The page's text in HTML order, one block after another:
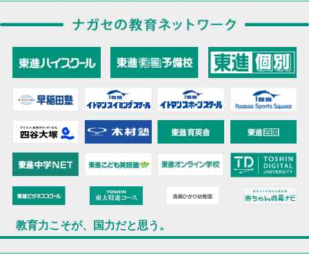
教育力こそが、国力だと思う。